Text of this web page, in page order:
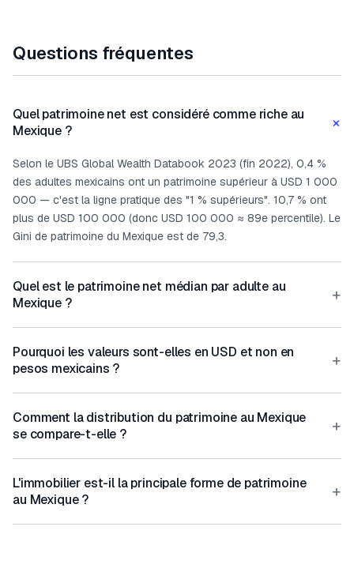
Questions fréquentes
Quel patrimoine net est considéré comme riche au
Mexique ?
+
Selon le UBS Global Wealth Databook 2023 (fin 2022), 0,4 %
des adultes mexicains ont un patrimoine supérieur à USD 1 000
000 — c'est la ligne pratique des "1 % supérieurs". 10,7 % ont
plus de USD 100 000 (donc USD 100 000 ≈ 89e percentile). Le
Gini de patrimoine du Mexique est de 79,3.
Quel est le patrimoine net médian par adulte au
Mexique ?
+
Pourquoi les valeurs sont-elles en USD et non en
pesos mexicains ?
+
Comment la distribution du patrimoine au Mexique
se compare-t-elle ?
+
L'immobilier est-il la principale forme de patrimoine
au Mexique ?
+